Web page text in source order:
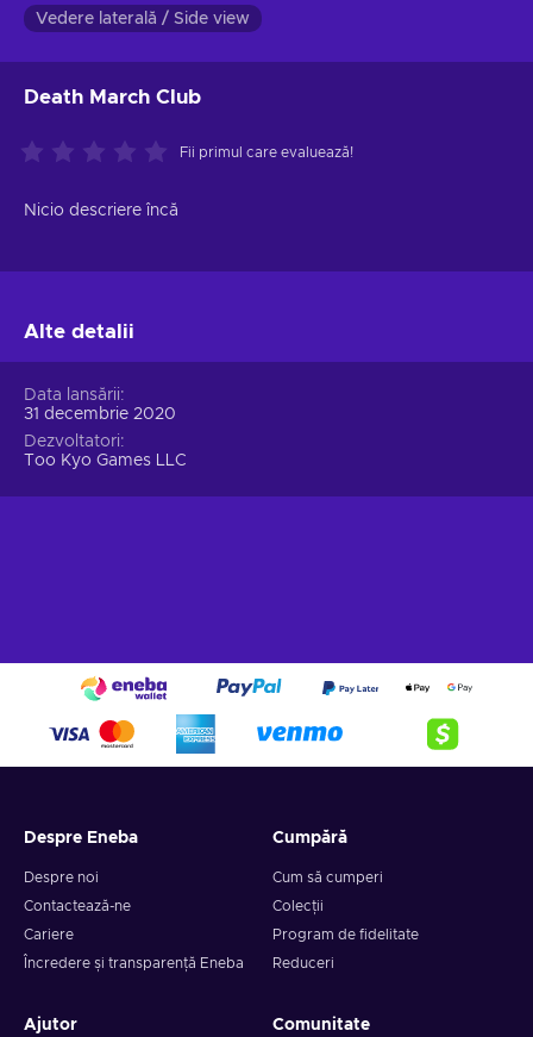
Vedere laterală / Side view
Death March Club
Fii primul care evaluează!
Nicio descriere încă
Alte detalii
Data lansării
31 decembrie 2020
Dezvoltatori
Too Kyo Games LLC
Despre Eneba
Despre noi
Contactează-ne
Cariere
Încredere și transparență Eneba
Cumpără
Cum să cumperi
Colecții
Program de fidelitate
Reduceri
Ajutor Comunitate